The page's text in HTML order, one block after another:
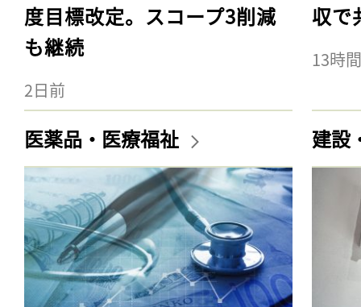
度目標改定。スコープ3削減
も継続
2日前
収で
13時
医薬品・医療福祉 建設